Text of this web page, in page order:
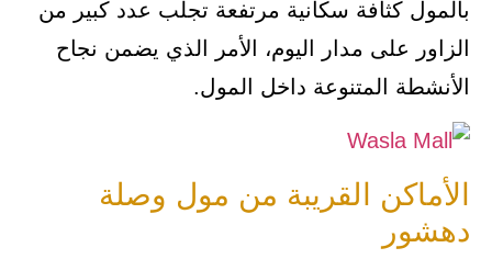
بالمول كثافة سكانية مرتفعة تجلب عدد كبير من
الزاور على مدار اليوم، الأمر الذي يضمن نجاح
الأنشطة المتنوعة داخل المول.
الأماكن القريبة من مول وصلة
دهشور